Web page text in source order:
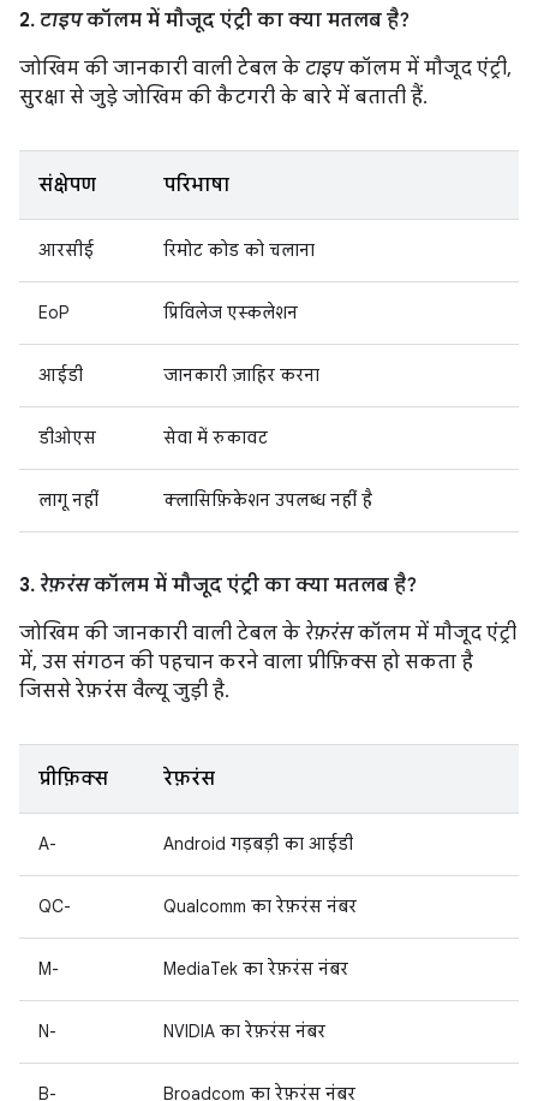
2. टाइपकॉलम में मौजूद एंट्री का क्या मतलब है?
जोखिम की जानकारी वाली टेबल के टाइपकॉलम में मौजूद एंट्री,
सुरक्षा से जुड़े जोखिम की कैटगरी के बारे में बताती हैं.
संक्षेपण परिभाषा
आरसीई रिमोट कोड को चलाना
EoP प्रिविलेज एस्कलेशन
आईडी जानकारी ज़ाहिर करना
डीओएस सेवा में रुकावट
लागू नहीं क्लासिफ़िकेशन उपलब्ध नहीं है
3. रेफ़रंसकॉलम में मौजूद एंट्री का क्या मतलब है?
जोखिम की जानकारी वाली टेबल के रेफ़रंसकॉलम में मौजूद एंट्री
में, उस संगठन की पहचान करने वाला प्रीफ़िक्स हो सकता है
जिससे रेफ़रंस वैल्यू जुड़ी है.
प्रीफ़िक्स रेफ़रंस
A- Android गड़बड़ी का आईडी
QC- Qualcomm का रेफ़रंस नंबर
M- MediaTek का रेफ़रंस नंबर
N- NVIDIA का रेफ़रंस नंबर
B- Broadcom का रेफ़रंस नंबर